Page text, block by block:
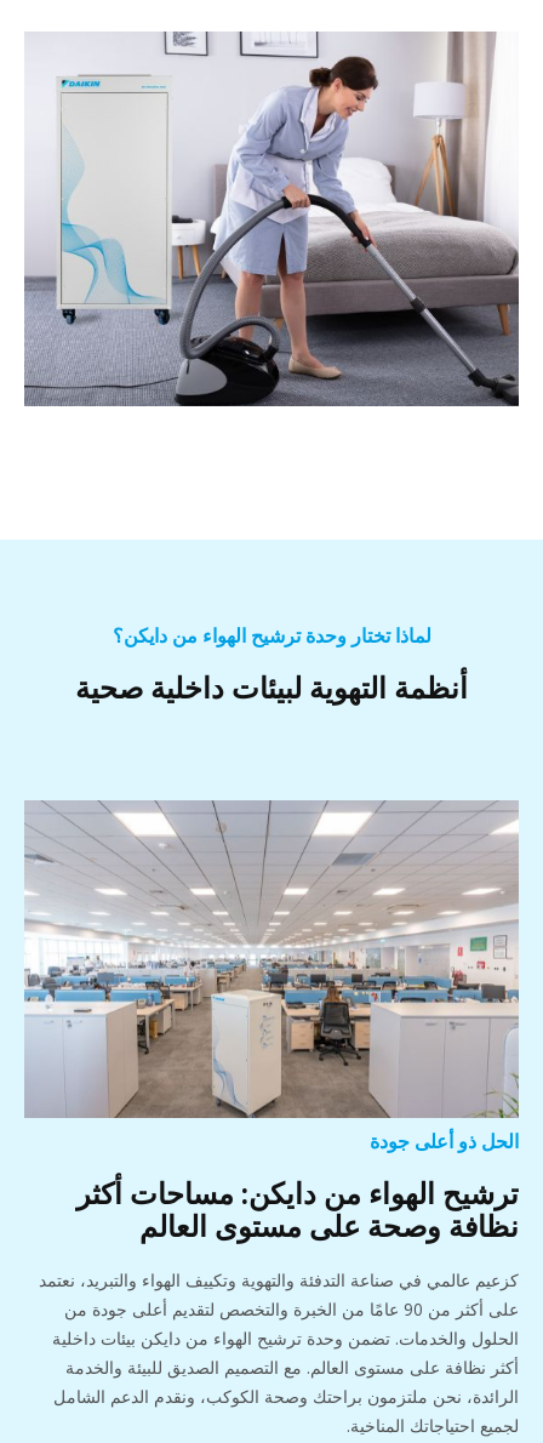
لماذا تختار وحدة ترشيح الهواء من دايكن؟
أنظمة التهوية لبيئات داخلية صحية
الحل ذو أعلى جودة
ترشيح الهواء من دايكن: مساحات أكثر
نظافة وصحة على مستوى العالم
كزعيم عالمي في صناعة التدفئة والتهوية وتكييف الهواء والتبريد، نعتمد
على أكثر من 90 عامًا من الخبرة والتخصص لتقديم أعلى جودة من
الحلول والخدمات. تضمن وحدة ترشيح الهواء من دايكن بيئات داخلية
أكثر نظافة على مستوى العالم. مع التصميم الصديق للبيئة والخدمة
الرائدة، نحن ملتزمون براحتك وصحة الكوكب، ونقدم الدعم الشامل
لجميع احتياجاتك المناخية.